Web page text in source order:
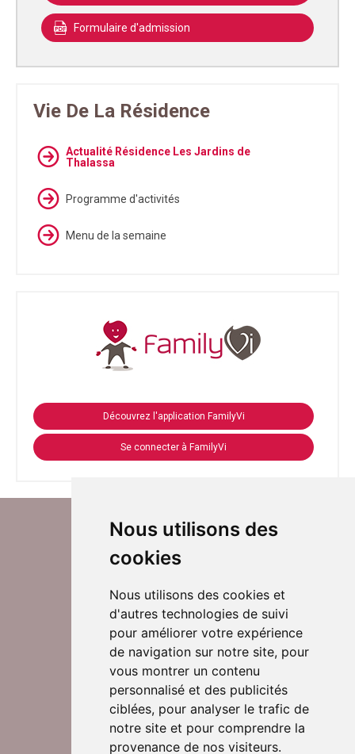
Nous utilisons des
cookies
Nous utilisons des cookies et
d'autres technologies de suivi
pour améliorer votre expérience
de navigation sur notre site, pour
vous montrer un contenu
personnalisé et des publicités
ciblées, pour analyser le trafic de
notre site et pour comprendre la
provenance de nos visiteurs.
Formulaire d'admission
Vie De La Résidence
Actualité Résidence Les Jardins de
Thalassa
Programme d'activités
Menu de la semaine
Découvrez l'application FamilyVi
Se connecter à FamilyVi
Suivez-nous sur Twitter
Rejoignez nos équipes